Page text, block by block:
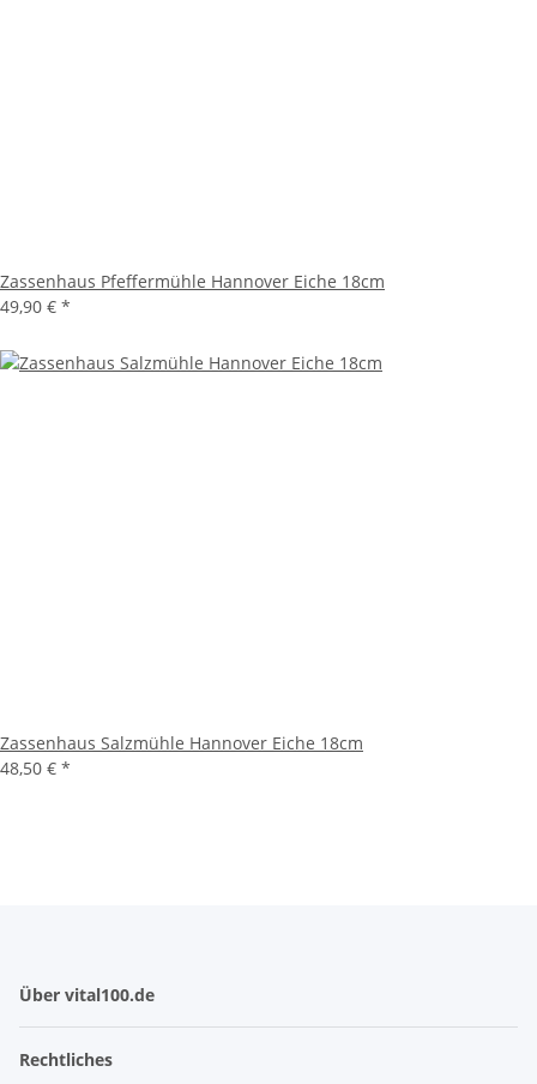
Zassenhaus Pfeffermühle Hannover Eiche 18cm
49,90 € *
Zassenhaus Salzmühle Hannover Eiche 18cm
48,50 € *
Über vital100.de
Rechtliches